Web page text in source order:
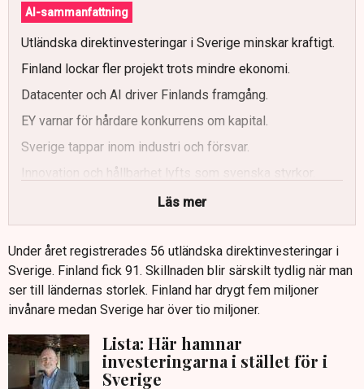
AI-sammanfattning
Utländska direktinvesteringar i Sverige minskar kraftigt.
Finland lockar fler projekt trots mindre ekonomi.
Datacenter och AI driver Finlands framgång.
EY varnar för hårdare konkurrens om kapital.
Sverige tappar inom industri och försvar.
Innovation och hållbarhet lyfts som svenska styrkor.
Läs mer
Under året registrerades 56 utländska direktinvesteringar i
Sverige. Finland fick 91. Skillnaden blir särskilt tydlig när man
ser till ländernas storlek. Finland har drygt fem miljoner
invånare medan Sverige har över tio miljoner.
Lista: Här hamnar
investeringarna i stället för i
Sverige